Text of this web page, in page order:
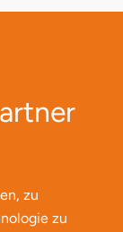
zu
zu